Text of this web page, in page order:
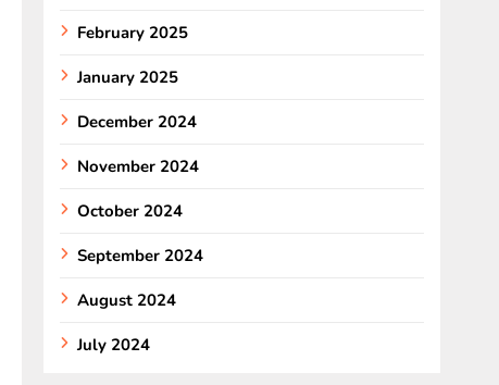
February 2025
January 2025
December 2024
November 2024
October 2024
September 2024
August 2024
July 2024